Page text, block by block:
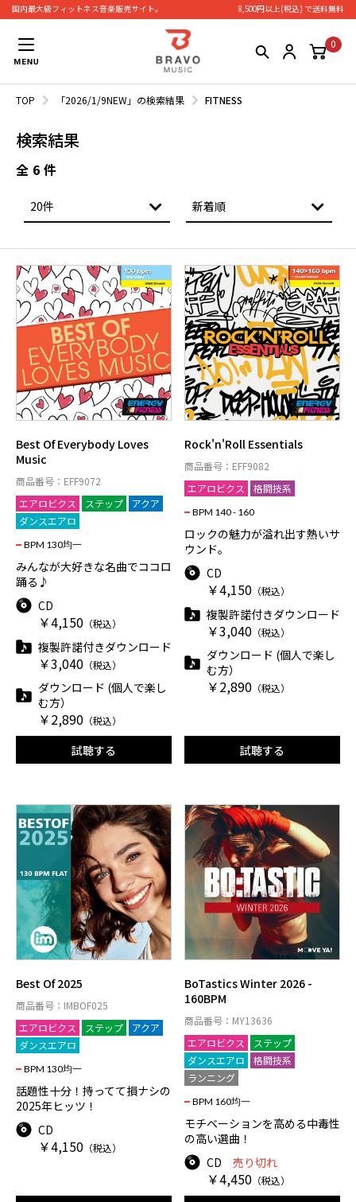
国内最大級フィットネス⾳楽販売サイト。 8,500円以上(税込) で送料無料
0
TOP 「2026/1/9NEW」の検索結果 FITNESS
検索結果
全 6 件
Best Of Everybody Loves
Music
商品番号：EFF9072
エアロビクス
ステップ
アクア
ダンスエアロ
BPM 130均一
みんなが大好きな名曲でココロ
踊る♪
CD
￥4,150 （税込）
複製許諾付きダウンロード
￥3,040 （税込）
ダウンロード (個人で楽し
む方）
￥2,890 （税込）
試聴する
Rock'n'Roll Essentials
商品番号：EFF9082
エアロビクス
格闘技系
BPM 140 - 160
ロックの魅力が溢れ出す熱いサ
ウンド。
CD
￥4,150 （税込）
複製許諾付きダウンロード
￥3,040 （税込）
ダウンロード (個人で楽し
む方）
￥2,890 （税込）
試聴する
Best Of 2025
商品番号：IMBOF025
エアロビクス
ステップ
アクア
ダンスエアロ
BPM 130均一
話題性十分！持ってて損ナシの
2025年ヒッツ！
CD
￥4,150 （税込）
BoTastics Winter 2026 -
160BPM
商品番号：MY13636
エアロビクス
ステップ
ダンスエアロ
格闘技系
ランニング
BPM 160均一
モチベーションを高める中毒性
の高い選曲！
CD
売り切れ
￥4,450 （税込）